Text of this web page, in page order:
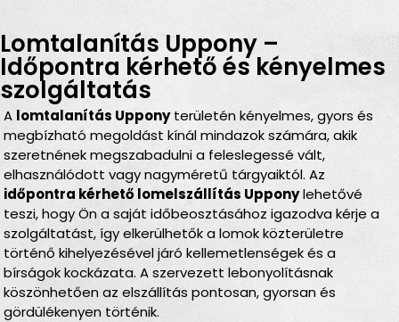
Lomtalanítás Uppony –
Időpontra kérhető és kényelmes
szolgáltatás
A lomtalanítás Upponyterületén kényelmes, gyors és
megbízható megoldást kínál mindazok számára, akik
szeretnének megszabadulni a feleslegessé vált,
elhasználódott vagy nagyméretű tárgyaiktól. Az
időpontra kérhető lomelszállítás Upponylehetővé
teszi, hogy Ön a saját időbeosztásához igazodva kérje a
szolgáltatást, így elkerülhetők a lomok közterületre
történő kihelyezésével járó kellemetlenségek és a
bírságok kockázata. A szervezett lebonyolításnak
köszönhetően az elszállítás pontosan, gyorsan és
gördülékenyen történik.